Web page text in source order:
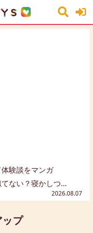
験談をマンガ
ない？寝かしつ
とや、子育てで2026.08.07
プ